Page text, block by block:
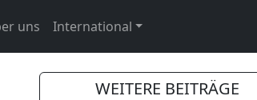
uns International
WEITERE BEITRÄGE